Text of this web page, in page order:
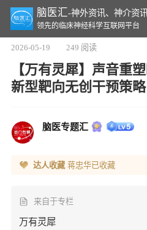
脑医汇-神外资讯、神介资
领先的临床神经科学互联网平台
2026-05-19 249 阅读
【万有灵犀】声音重
新型靶向无创干预策略
脑医专题汇
达人收藏 蒋忠华已收藏
来自于专栏
万有灵犀